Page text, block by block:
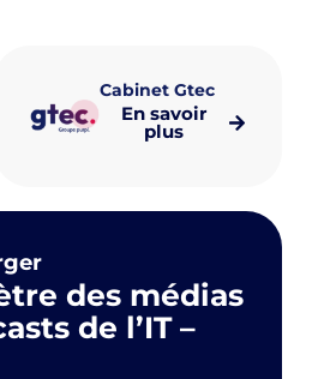
Cabinet Gtec
En savoir
plus
des médias
de l’IT –